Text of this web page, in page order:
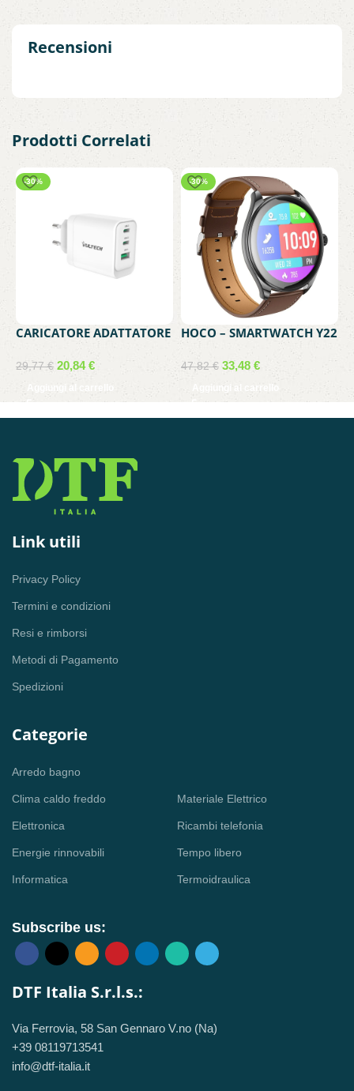
Recensioni
Prodotti Correlati
-30%
CARICATORE ADATTATORE
UNIVERSALE VULTECH
CC65-2C1A 2 PORTE TYPE-
C 1 PORTA USB PD65 GAN
PPS 65W – QC3.0- BIANCO
DIMENSIONI COMPATTE
29,77€ 20,84€
Aggiungi al carrello
-30%
HOCO – SMARTWATCH Y22
AMOLED CON FUNZIONE
CHIAMATA – BLACK
47,82€ 33,48 €
Aggiungi al carrello
Link utili
Privacy Policy
Termini e condizioni
Resi e rimborsi
Metodi di Pagamento
Spedizioni
Categorie
Arredo bagno
Clima caldo freddo
Elettronica
Energie rinnovabili
Informatica
Materiale Elettrico
Ricambi telefonia
Tempo libero
Termoidraulica
Subscribe us:
DTF Italia S.r.l.s.:
Via Ferrovia, 58 San Gennaro V.no (Na)
+39 08119713541
info@dtf-italia.it